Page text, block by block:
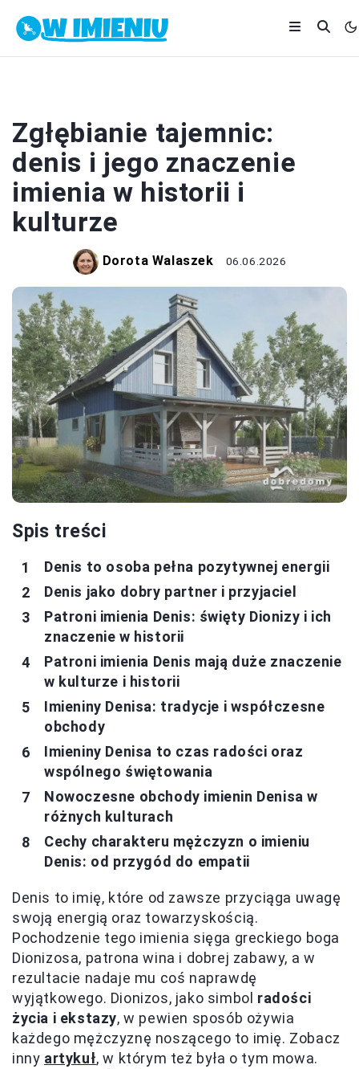
Zgłębianie tajemnic:
denis i jego znaczenie
imienia w historii i
kulturze
Dorota Walaszek 06.06.2026
Spis treści
Denis to osoba pełna pozytywnej energii
Denis jako dobry partner i przyjaciel
Patroni imienia Denis: święty Dionizy i ich
znaczenie w historii
Patroni imienia Denis mają duże znaczenie
w kulturze i historii
Imieniny Denisa: tradycje i współczesne
obchody
Imieniny Denisa to czas radości oraz
wspólnego świętowania
Nowoczesne obchody imienin Denisa w
różnych kulturach
Cechy charakteru mężczyzn o imieniu
Denis: od przygód do empatii
Denis to imię, które od zawsze przyciąga uwagę
swoją energią oraz towarzyskością.
Pochodzenie tego imienia sięga greckiego boga
Dionizosa, patrona wina i dobrej zabawy, a w
rezultacie nadaje mu coś naprawdę
wyjątkowego. Dionizos, jako simbol radości
życia i ekstazy, w pewien sposób ożywia
każdego mężczyznę noszącego to imię. Zobacz
inny artykuł, w którym też była o tym mowa.